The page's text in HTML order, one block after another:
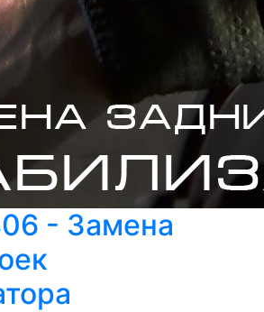
- Замена